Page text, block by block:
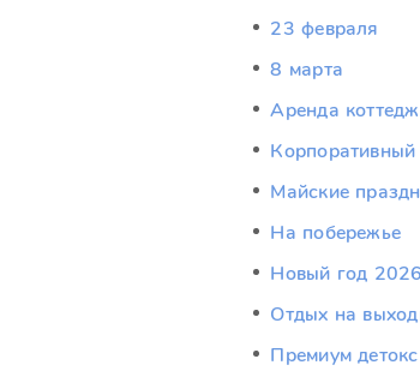
23 февраля
8 марта
Аренда
Майские
На побережье
Новый год 2026
Отдых на
Премиум